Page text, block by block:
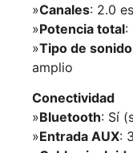
»Canales: 2.0
»Potencia total:
»Tipo de sonido
amplio
Conectividad
»Bluetooth: Sí
»Entrada AUX: